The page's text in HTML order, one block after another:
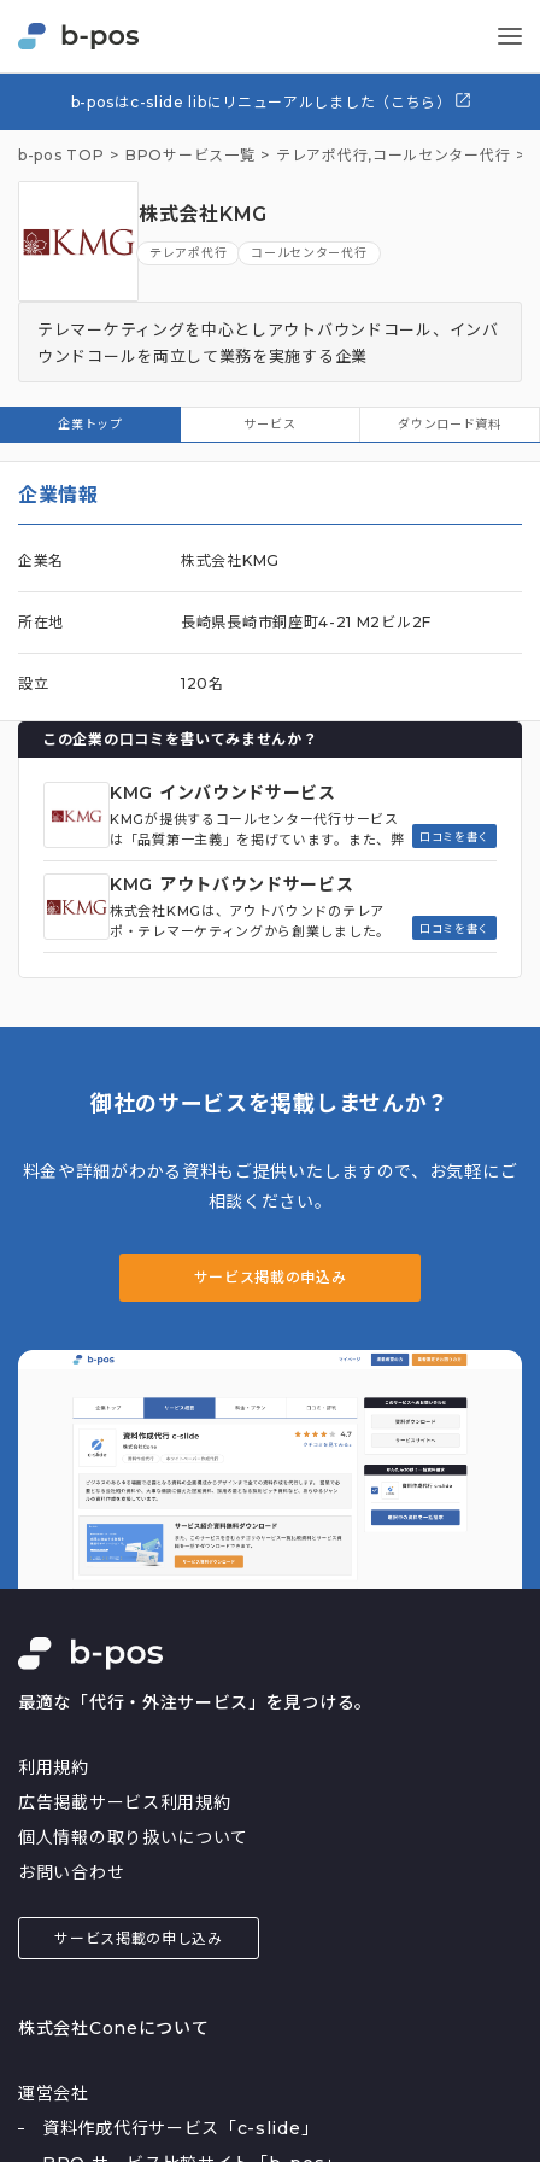
b-posはc-slide libにリニューアルしました（こちら）
b-pos TOP BPOサービス一覧 テレアポ代行,コールセンター代行
株式会社KMG
テレアポ代行 コールセンター代行
テレマーケティングを中心としアウトバウンドコール、インバ
ウンドコールを両立して業務を実施する企業
企業トップ サービス ダウンロード資料
企業情報
企業名 株式会社KMG
所在地 長崎県長崎市銅座町4-21 M2ビル2F
設立 120名
この企業の口コミを書いてみませんか？
KMG インバウンドサービス
KMGが提供するコールセンター代行サービス
は「品質第一主義」を掲げています。また、弊
社はアウトバウンドのテレアポ・テレマーケテ
ィングから創業しました。 その経験と強みを
インバウンドに活かしたことで、アップセル・
クロスセルに強いオペレーターが多数在籍して
います。
口コミを書く
KMG アウトバウンドサービス
株式会社KMGは、アウトバウンドのテレア
ポ・テレマーケティングから創業しました。
その経験と強みをインバウンドに活かしたこと
口コミを書く
御社のサービスを掲載しませんか？
料金や詳細がわかる資料もご提供いたしますので、お気軽にご
相談ください。
サービス掲載の申込み
最適な「代行・外注サービス」を見つける。
利用規約
広告掲載サービス利用規約
個人情報の取り扱いについて
お問い合わせ
サービス掲載の申し込み
株式会社Coneについて
運営会社
資料作成代行サービス「c-slide」